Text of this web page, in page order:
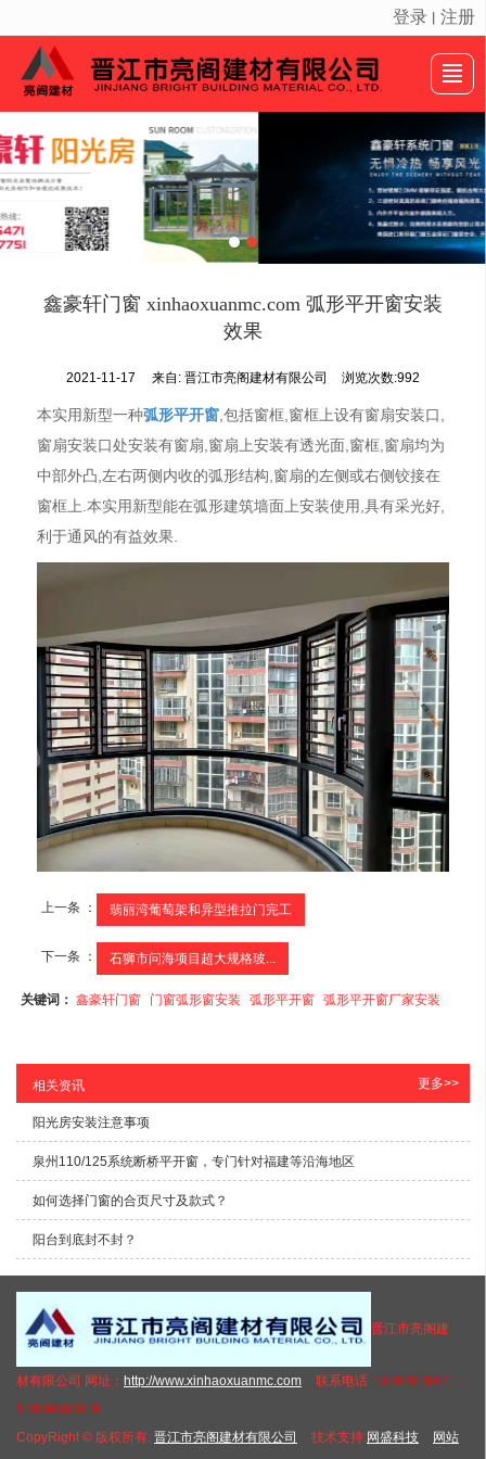
很遗憾，因您的浏览器版本过低导致无法获得最佳浏览体验，推荐下载安装谷歌浏览器！
登录 注册
首页 产品展示 案例展示
公司介绍 画册展示 留言反馈 联系我们
鑫豪轩门窗 xinhaoxuanmc.com 弧形平开窗安装
效果
2021-11-17 来自:晋江市亮阁建材有限公司 浏览次数:992
本实用新型一种弧形平开窗 ,包括窗框,窗框上设有窗扇安装口,
窗扇安装口处安装有窗扇,窗扇上安装有透光面,窗框,窗扇均为
中部外凸,左右两侧内收的弧形结构,窗扇的左侧或右侧铰接在
窗框上.本实用新型能在弧形建筑墙面上安装使用,具有采光好,
利于通风的有益效果.
上一条 ： 翡丽湾葡萄架和异型推拉门完工
下一条 ： 石狮市问海项目超大规格玻...
关键词：鑫豪轩门窗 门窗弧形窗安装 弧形平开窗 弧形平开窗厂家安装
相关资讯 更多>>
阳光房安装注意事项
泉州110/125系统断桥平开窗，专门针对福建等沿海地区
如何选择门窗的合页尺寸及款式？
阳台到底封不封？
晋江市亮阁建
材有限公司 网址： http://www.xinhaoxuanmc.com 联系电话 13788816471
18059983016
CopyRight © 版权所有: 晋江市亮阁建材有限公司 技术支持:网盛科技
网站